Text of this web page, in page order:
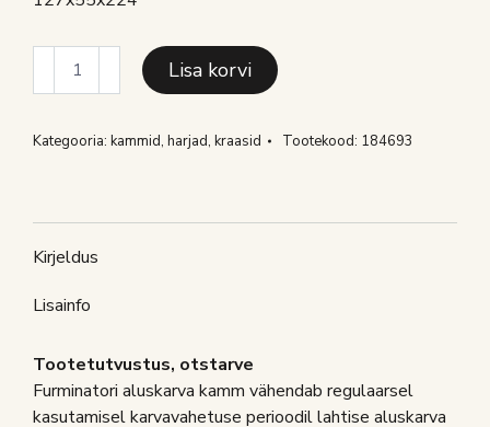
FURMINATOR
KOER
Lisa korvi
Kategooria: kammid, harjad, kraasid Tootekood: 184693
Kirjeldus
Lisainfo
Tootetutvustus, otstarve
Furminatori aluskarva kamm vähendab regulaarsel
kasutamisel karvavahetuse perioodil lahtise aluskarva